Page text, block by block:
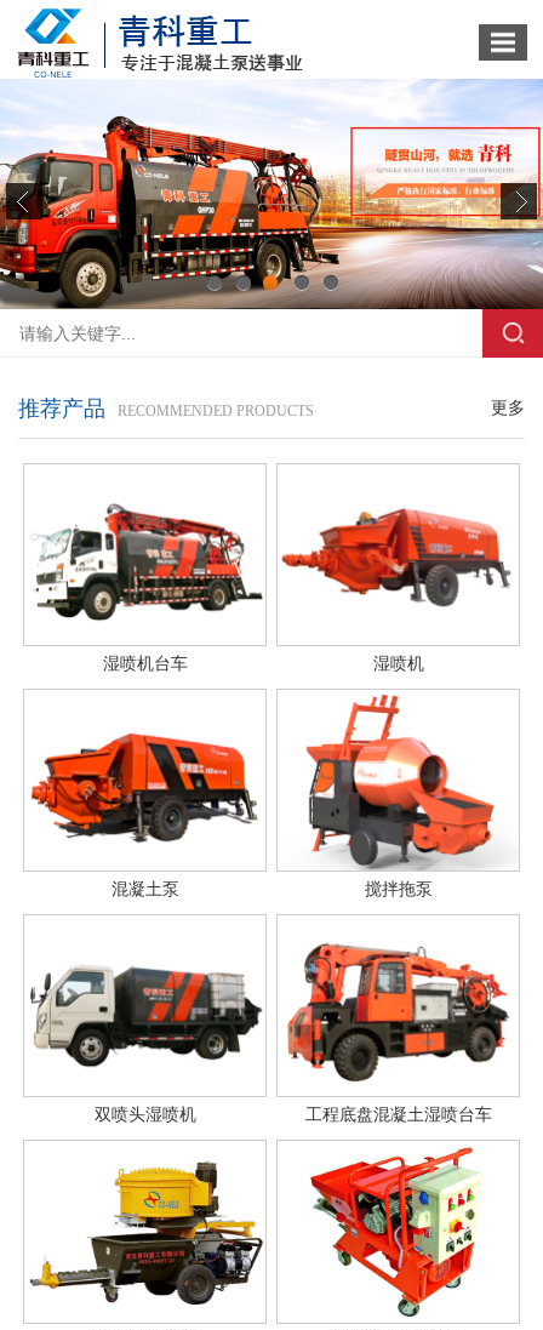
1 2 3 4 5
更多
推荐产品 RECOMMENDED PRODUCTS
湿喷机台车 湿喷机
混凝土泵 搅拌拖泵
双喷头湿喷机 工程底盘混凝土湿喷台车